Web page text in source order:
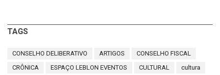
TAGS
CONSELHO DELIBERATIVO ARTIGOS
CONSELHO FISCAL
CRÔNICA
ESPAÇO LEBLON EVENTOS CULTURAL
cultura